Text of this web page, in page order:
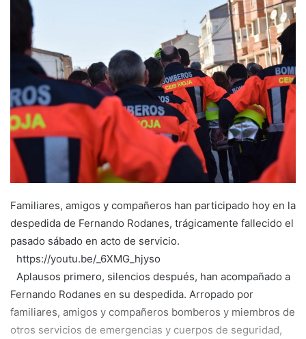
e
m
a
l
Familiares, amigos y compañeros han participado hoy en la
despedida de Fernando Rodanes, trágicamente fallecido el
pasado sábado en acto de servicio.
https://youtu.be/_6XMG_hjyso
Aplausos primero, silencios después, han acompañado a
Fernando Rodanes en su despedida. Arropado por
familiares, amigos y compañeros bomberos y miembros de
otros servicios de emergencias y cuerpos de seguridad,